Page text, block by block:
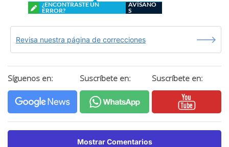
¿ENCONTRASTE UN
ERROR?
AVÍSANO
S
Revisa nuestra página de correcciones
Síguenos en: Suscríbete en: Suscríbete en:
Mostrar Comentarios